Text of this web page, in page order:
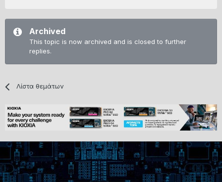
Archived
This topic is now archived and is closed to further
replies.
Λίστα θεμάτων